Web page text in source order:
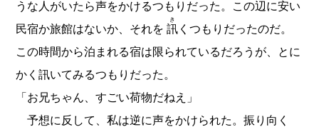
うな人がいたら声をかけるつもりだった。この辺に安い
民宿か旅館はないか、それを訊
き
くつもりだったのだ。
この時間から泊まれる宿は限られているだろうが、とに
かく訊いてみるつもりだった。
「お兄ちゃん、すごい荷物だねえ」
予想に反して、私は逆に声をかけられた。振り向く